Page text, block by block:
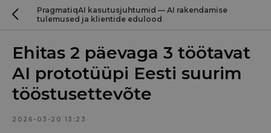
PragmatiqAI kasutusjuhtumid — AI rakendamise
tulemused ja klientide edulood
Ehitas 2 päevaga 3 töötavat
AI prototüüpi Eesti suurim
tööstusettevõte
2026-03-20 13:23